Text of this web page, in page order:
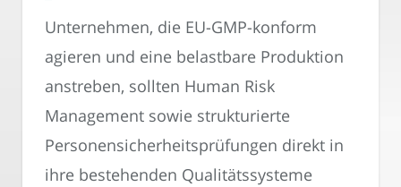
Unternehmen, die EU-GMP-konform
agieren und eine belastbare Produktion
anstreben, sollten Human Risk
Management sowie strukturierte
Personensicherheitsprüfungen direkt in
ihre bestehenden Qualitätssysteme